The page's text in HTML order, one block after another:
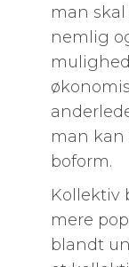
man skal
nemlig
man kan
boform.
Kollektiv
mere
blandt